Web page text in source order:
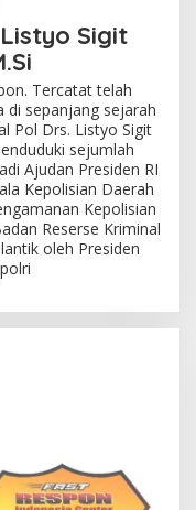
Sigit
Tercatat telah
di sepanjang sejarah
Pol Drs. Listyo Sigit
sejumlah
Ajudan Presiden RI
Kepolisian Daerah
Kepolisian
Reserse Kriminal
oleh Presiden